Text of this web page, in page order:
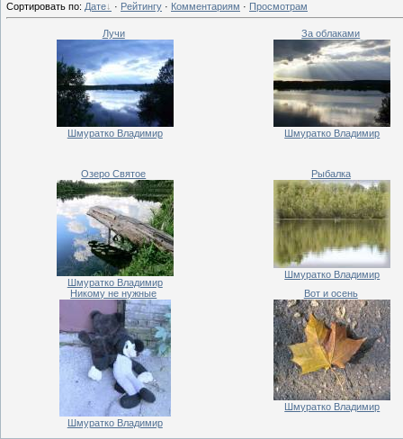
Сортировать по: Дате · Рейтингу · Комментариям · Просмотрам
Лучи
Шмуратко Владимир
За облаками
Шмуратко Владимир
Озеро Святое
Шмуратко Владимир
Рыбалка
Шмуратко Владимир
Никому не нужные
Шмуратко Владимир
Вот и осень
Шмуратко Владимир